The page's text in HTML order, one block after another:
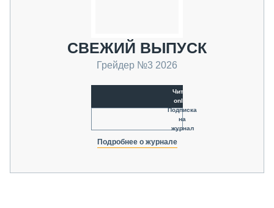
СВЕЖИЙ ВЫПУСК
Грейдер №3 2026
Читать
online
Подписка
на
журнал
Подробнее о журнале